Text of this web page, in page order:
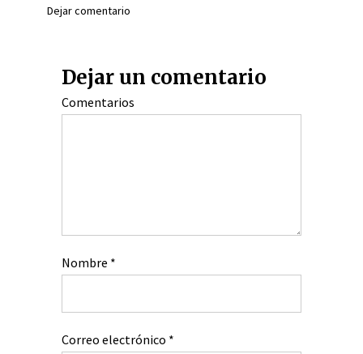
Dejar comentario
Dejar un comentario
Comentarios
Nombre *
Correo electrónico *